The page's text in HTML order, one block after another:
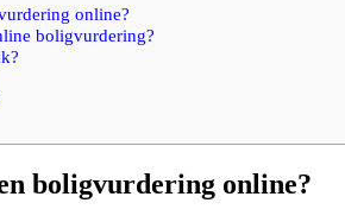
online?
boligvurdering?
boligvurdering online?